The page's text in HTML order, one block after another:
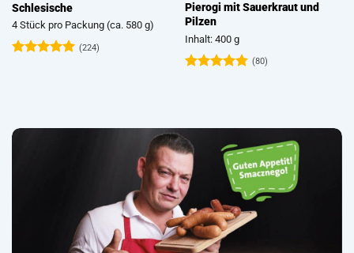
Schlesische
4 Stück pro Packung (ca. 580 g)
(224)
Pierogi mit Sauerkraut und
Pilzen
Inhalt: 400 g
(80)